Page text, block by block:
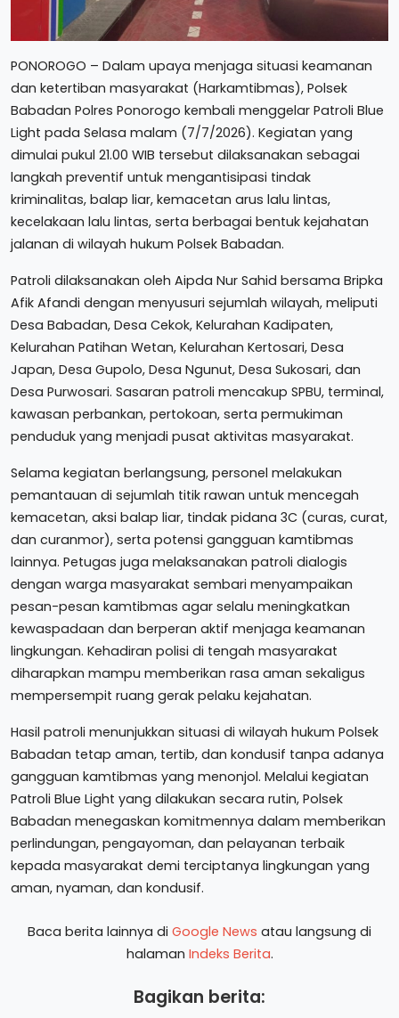
PONOROGO – Dalam upaya menjaga situasi keamanan
dan ketertiban masyarakat (Harkamtibmas), Polsek
Babadan Polres Ponorogo kembali menggelar Patroli Blue
Light pada Selasa malam (7/7/2026). Kegiatan yang
dimulai pukul 21.00 WIB tersebut dilaksanakan sebagai
langkah preventif untuk mengantisipasi tindak
kriminalitas, balap liar, kemacetan arus lalu lintas,
kecelakaan lalu lintas, serta berbagai bentuk kejahatan
jalanan di wilayah hukum Polsek Babadan.
Patroli dilaksanakan oleh Aipda Nur Sahid bersama Bripka
Afik Afandi dengan menyusuri sejumlah wilayah, meliputi
Desa Babadan, Desa Cekok, Kelurahan Kadipaten,
Kelurahan Patihan Wetan, Kelurahan Kertosari, Desa
Japan, Desa Gupolo, Desa Ngunut, Desa Sukosari, dan
Desa Purwosari. Sasaran patroli mencakup SPBU, terminal,
kawasan perbankan, pertokoan, serta permukiman
penduduk yang menjadi pusat aktivitas masyarakat.
Selama kegiatan berlangsung, personel melakukan
pemantauan di sejumlah titik rawan untuk mencegah
kemacetan, aksi balap liar, tindak pidana 3C (curas, curat,
dan curanmor), serta potensi gangguan kamtibmas
lainnya. Petugas juga melaksanakan patroli dialogis
dengan warga masyarakat sembari menyampaikan
pesan-pesan kamtibmas agar selalu meningkatkan
kewaspadaan dan berperan aktif menjaga keamanan
lingkungan. Kehadiran polisi di tengah masyarakat
diharapkan mampu memberikan rasa aman sekaligus
mempersempit ruang gerak pelaku kejahatan.
Hasil patroli menunjukkan situasi di wilayah hukum Polsek
Babadan tetap aman, tertib, dan kondusif tanpa adanya
gangguan kamtibmas yang menonjol. Melalui kegiatan
Patroli Blue Light yang dilakukan secara rutin, Polsek
Babadan menegaskan komitmennya dalam memberikan
perlindungan, pengayoman, dan pelayanan terbaik
kepada masyarakat demi terciptanya lingkungan yang
aman, nyaman, dan kondusif.
Baca berita lainnya di Google News atau langsung di
halaman Indeks Berita.
Bagikan berita: